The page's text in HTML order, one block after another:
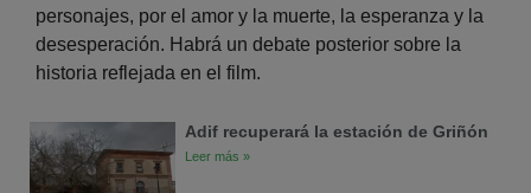
personajes, por el amor y la muerte, la esperanza y la
desesperación. Habrá un debate posterior sobre la
historia reflejada en el film.
Adif recuperará la estación de Griñón
Leer más »